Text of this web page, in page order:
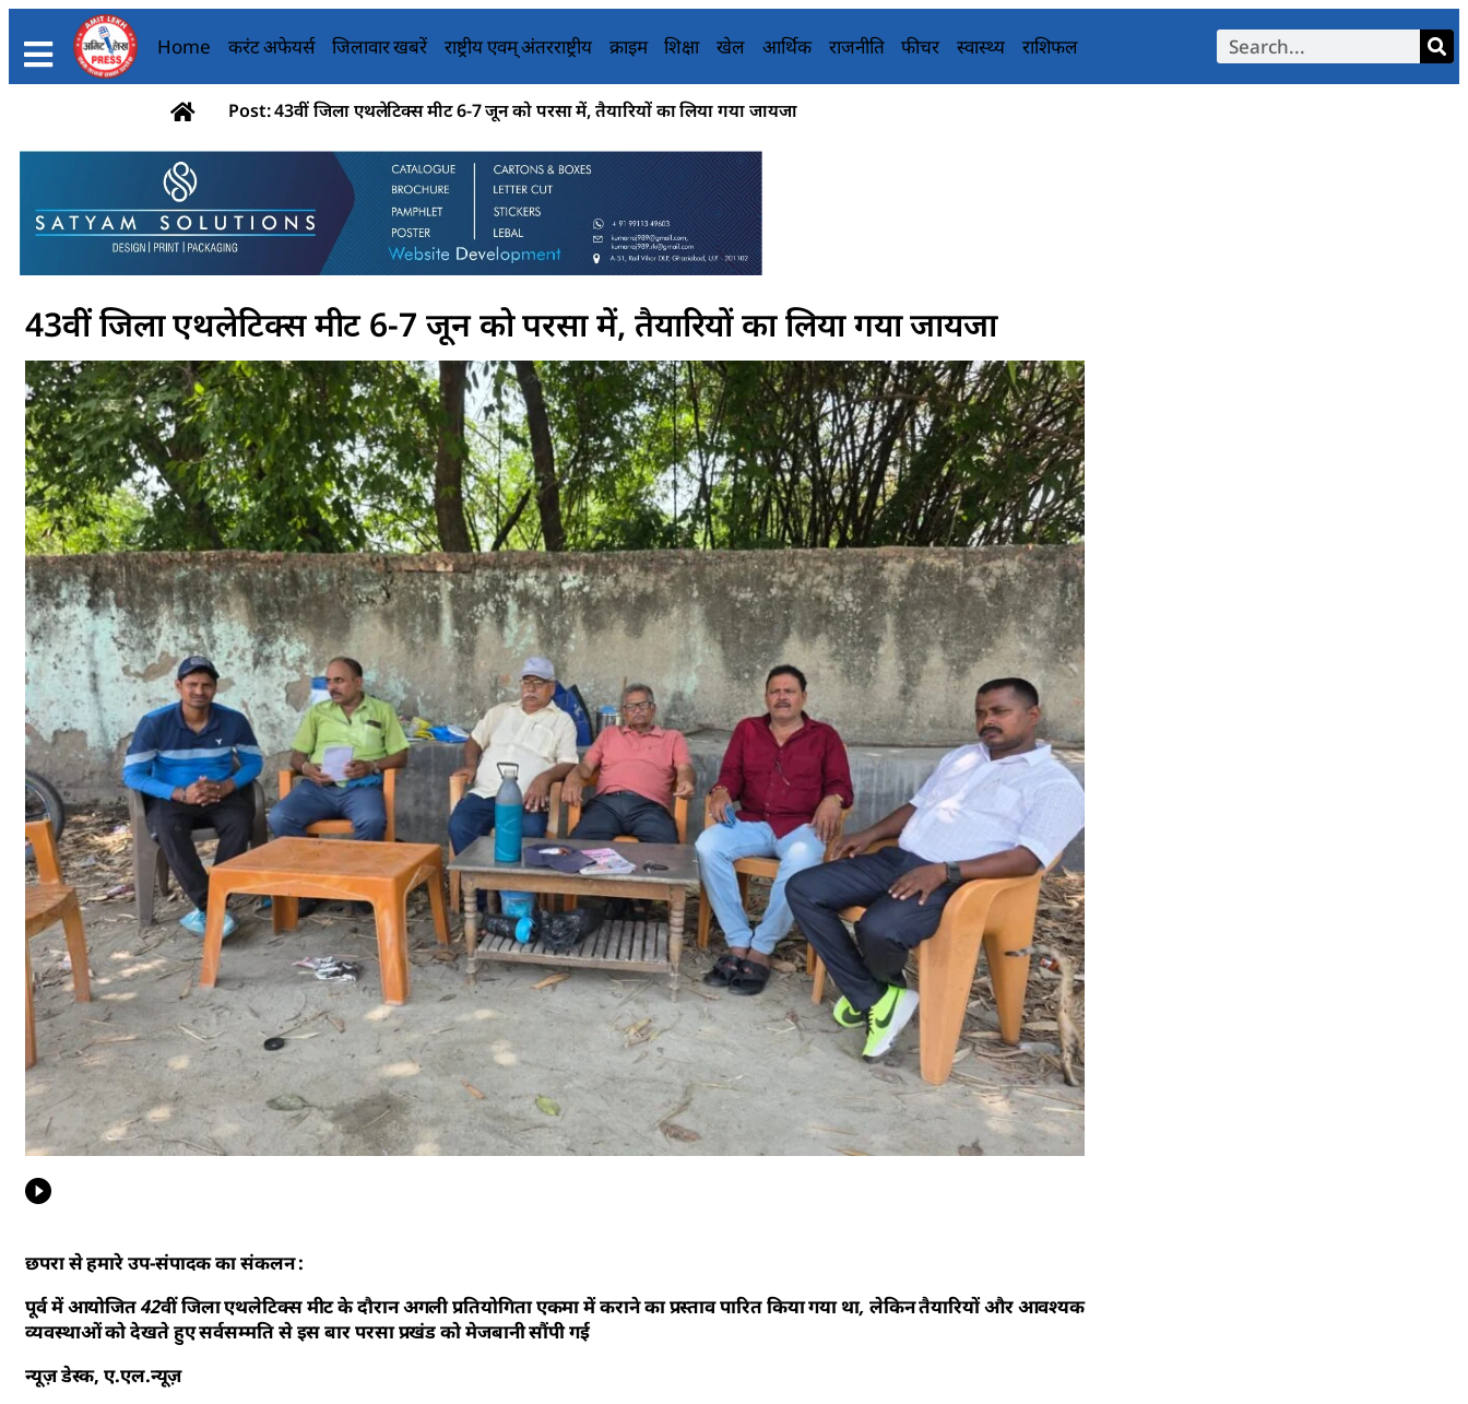
Home करंट अफेयर्स जिलावार खबरें राष्ट्रीय एवम् अंतरराष्ट्रीय क्राइम शिक्षा खेल आर्थिक राजनीति फीचर स्वास्थ्य राशिफल
Post: 43वीं जिला एथलेटिक्स मीट 6-7 जून को परसा में, तैयारियों का लिया गया जायजा
43वीं जिला एथलेटिक्स मीट 6-7 जून को परसा में, तैयारियों का लिया गया जायजा
छपरा से हमारे उप-संपादक का संकलन :
पूर्व में आयोजित 42वीं जिला एथलेटिक्स मीट के दौरान अगली प्रतियोगिता एकमा में कराने का प्रस्ताव पारित किया गया था, लेकिन तैयारियों और आवश्यक
व्यवस्थाओं को देखते हुए सर्वसम्मति से इस बार परसा प्रखंड को मेजबानी सौंपी गई
न्यूज़ डेस्क, ए.एल.न्यूज़